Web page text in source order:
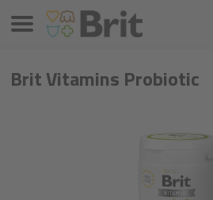
Brit Vitamins Probiotic
Menú